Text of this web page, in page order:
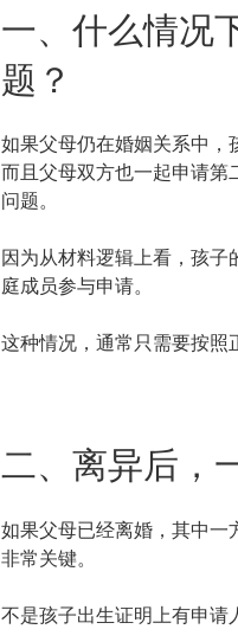
一、什么情况
题？
如果父母仍在婚姻关系中，
而且父母双方也一起申请
问题。
因为从材料逻辑上看，孩
庭成员参与申请。
这种情况，通常只需要按照
二、离异后，
如果父母已经离婚，其中
非常关键。
不是孩子出生证明上有申请